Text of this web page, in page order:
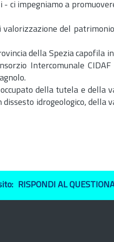
ci impegniamo a
del
della Spezia capofila
Intercomunale CIDAF
della tutela e della
idrogeologico, della
RISPONDI AL